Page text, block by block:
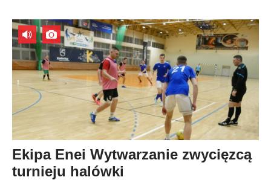
Ekipa Enei Wytwarzanie zwycięzcą
turnieju halówki